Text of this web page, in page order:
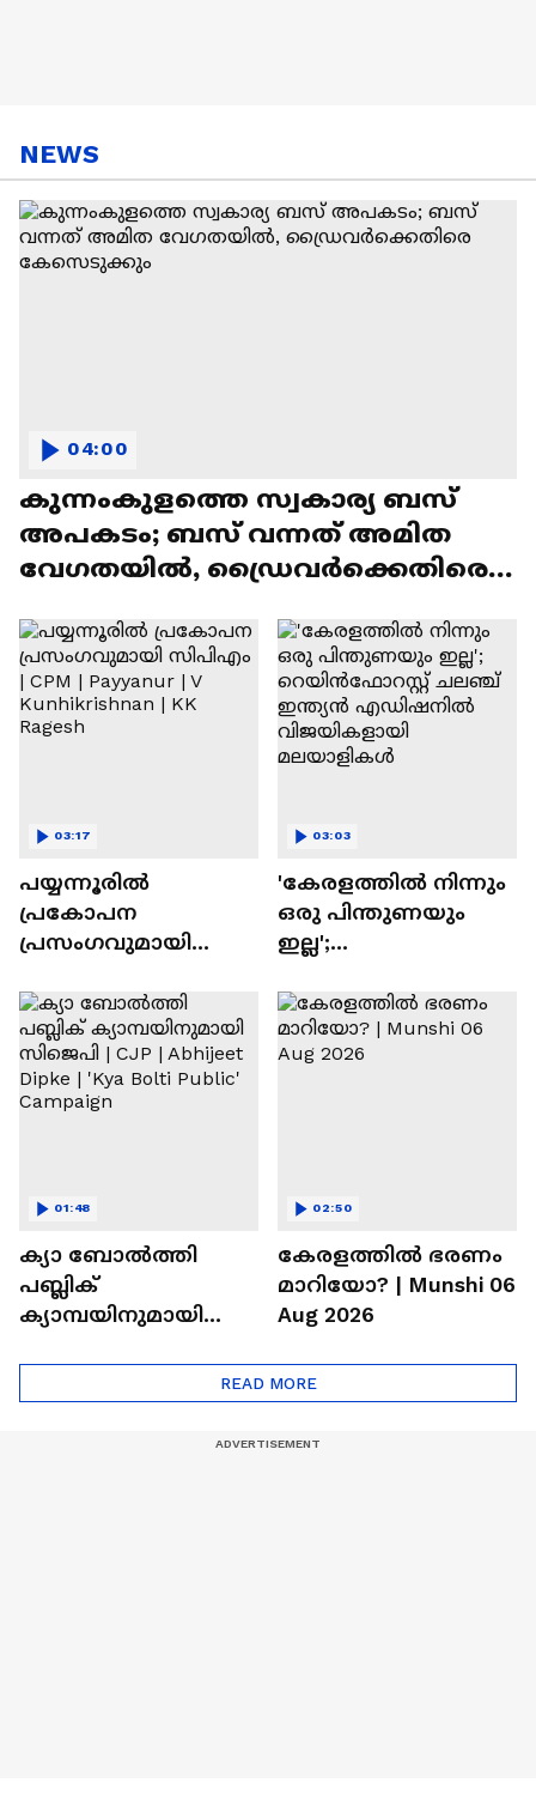
NEWS
കുന്നംകുളത്തെ സ്വകാര്യ ബസ്
അപകടം; ബസ് വന്നത് അമിത
വേഗതയിൽ, ഡ്രൈവര്‍ക്കെതിരെ
04:00
പയ്യന്നൂരില്‍
പ്രകോപന
പ്രസംഗവുമായി
Payyanur | V
Kunhikrishnan | KK
Ragesh
03:17
'കേരളത്തിൽ നിന്നും
ഒരു പിന്തുണയും
ഇല്ല';
ചലഞ്ച് ഇന്ത്യൻ
എഡിഷനിൽ
വിജയികളായി
03:03
ക്യാ ബോൽത്തി
പബ്ലിക്
ക്യാമ്പയിനുമായി
Abhijeet Dipke | 'Kya
Bolti Public' Campaign
01:48
കേരളത്തിൽ ഭരണം
മാറിയോ? | Munshi 06
Aug 2026
02:50
READ MORE